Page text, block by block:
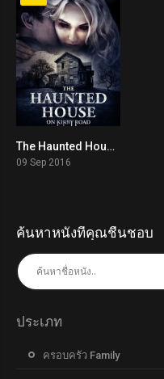
3.3
The Haunted House on Kirby Road (2016)
09 Sep 2016
ค้นหาหนังที่คุณชื่นชอบ
ประเภท
ครอบครัว Family